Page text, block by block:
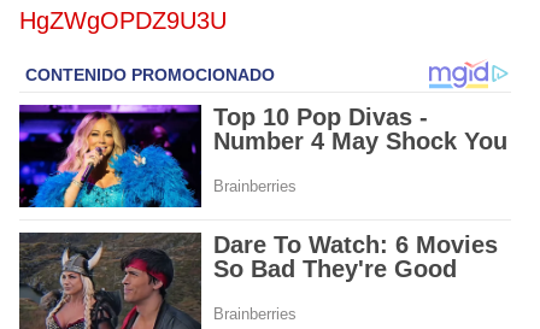
HgZWgOPDZ9U3U